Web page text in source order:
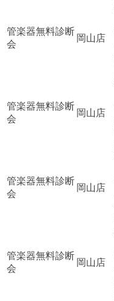
管楽器無料診断
会
岡山店
管楽器無料診断
会
岡山店
管楽器無料診断
会
岡山店
管楽器無料診断
会
岡山店